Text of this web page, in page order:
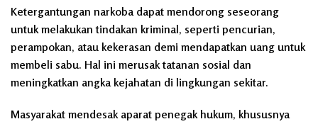
Ketergantungan narkoba dapat mendorong seseorang
untuk melakukan tindakan kriminal, seperti pencurian,
perampokan, atau kekerasan demi mendapatkan uang untuk
membeli sabu. Hal ini merusak tatanan sosial dan
meningkatkan angka kejahatan di lingkungan sekitar.
Masyarakat mendesak aparat penegak hukum, khususnya